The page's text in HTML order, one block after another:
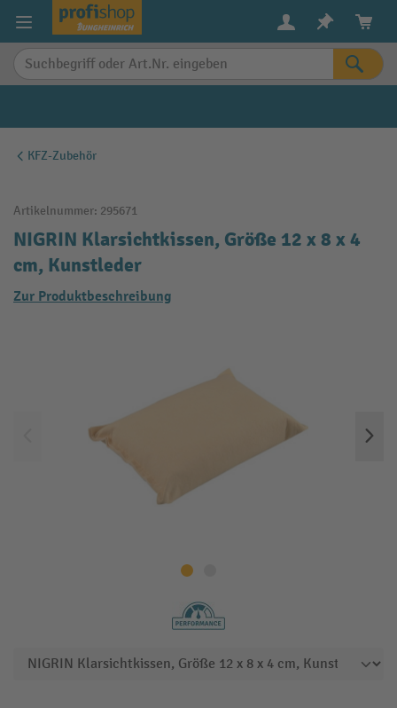
springen
KFZ-Zubehör
Artikelnummer: 295671
NIGRIN Klarsichtkissen, Größe 12 x 8 x 4
cm, Kunstleder
Zur Produktbeschreibung